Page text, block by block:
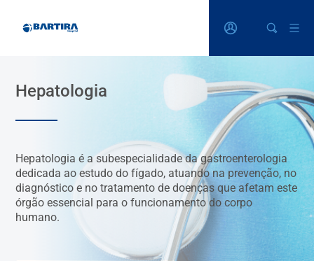
Hepatologia
Hepatologia é a subespecialidade da gastroenterologia
dedicada ao estudo do fígado, atuando na prevenção, no
diagnóstico e no tratamento de doenças que afetam este
órgão essencial para o funcionamento do corpo
humano.